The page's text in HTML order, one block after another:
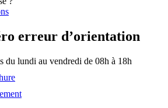
erreur d’orientation
du lundi au vendredi de 08h à 18h